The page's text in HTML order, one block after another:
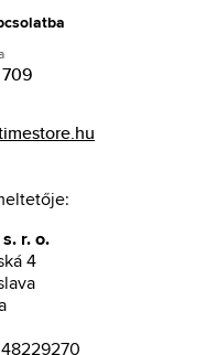
r. o.
4